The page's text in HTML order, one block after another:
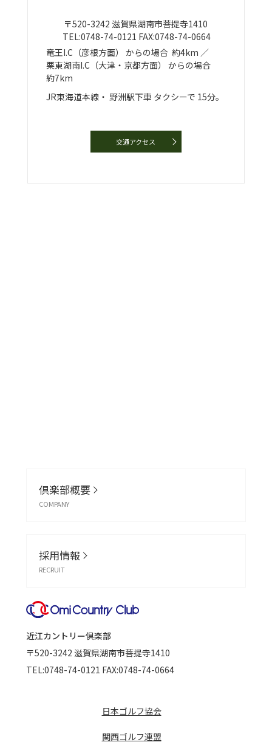
〒520-3242 滋賀県湖南市菩提寺1410
TEL:0748-74-0121 FAX:0748-74-0664
竜王I.C（彦根方面） からの場合 約4km ／
栗東湖南I.C（大津・京都方面）
からの場合
約7km
JR東海道本線・ 野洲駅下車 タクシーで 15分。
交通アクセス
倶楽部概要
COMPANY
採用情報
RECRUIT
近江カントリー倶楽部
〒520-3242 滋賀県湖南市菩提寺1410
TEL:0748-74-0121 FAX:0748-74-0664
日本ゴルフ協会
関西ゴルフ連盟